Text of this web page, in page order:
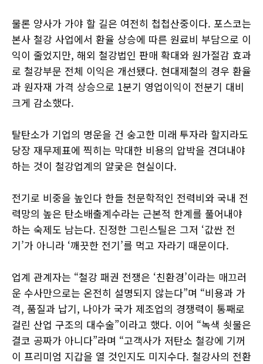
물론 양사가 가야 할 길은 여전히 첩첩산중이다. 포스코는
본사 철강 사업에서 환율 상승에 따른 원료비 부담으로 이
익이 줄었지만, 해외 철강법인 판매 확대와 원가절감 효과
로 철강부문 전체 이익은 개선됐다. 현대제철의 경우 환율
과 원자재 가격 상승으로 1분기 영업이익이 전분기 대비
크게 감소했다.
탈탄소가 기업의 명운을 건 숭고한 미래 투자라 할지라도
당장 재무제표에 찍히는 막대한 비용의 압박을 견뎌내야
하는 것이 철강업계의 얄궂은 현실이다.
전기로 비중을 높인다 한들 천문학적인 전력비와 국내 전
력망의 높은 탄소배출계수라는 근본적 한계를 풀어내야
하는 숙제도 남는다. 진정한 그린스틸은 그저 ‘값싼 전
기’가 아니라 ‘깨끗한 전기’를 먹고 자라기 때문이다.
업계 관계자는 “철강 패권 전쟁은 ‘친환경’이라는 매끄러
운 수사만으로는 온전히 설명되지 않는다”며 “비용과 가
격, 품질과 납기, 나아가 국가 제조업의 경쟁력이 통째로
걸린 산업 구조의 대수술”이라고 했다. 이어 “녹색 쇳물은
결코 공짜가 아니다”라며 “고객사가 저탄소 철강에 기꺼
이 프리미엄 지갑을 열 것인지도 미지수다. 철강사의 전환